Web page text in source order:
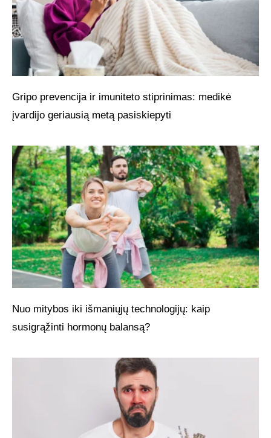
Gripo prevencija ir imuniteto stiprinimas: medikė
įvardijo geriausią metą pasiskiepyti
Nuo mitybos iki išmaniųjų technologijų: kaip
susigrąžinti hormonų balansą?